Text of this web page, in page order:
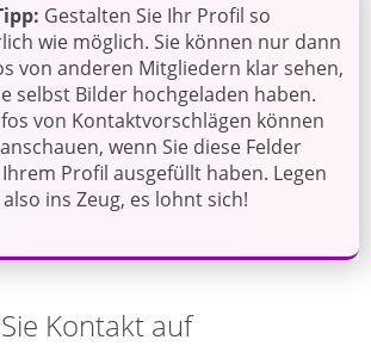
Gestalten Sie Ihr Profil so
wie möglich. Sie können nur dann
von anderen Mitgliedern klar sehen,
selbst Bilder hochgeladen haben.
von Kontaktvorschlägen können
wenn Sie diese Felder
Profil ausgefüllt haben. Legen
ins Zeug, es lohnt sich!
Kontakt auf